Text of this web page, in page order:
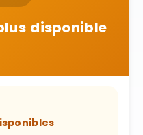
disponible